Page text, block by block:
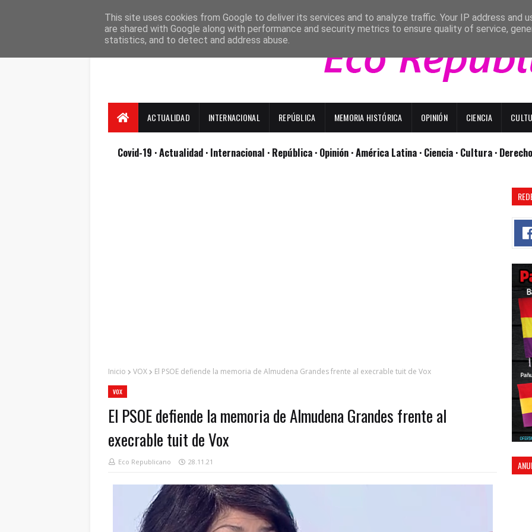
ACTUALIDAD INTERNACIONAL REPÚBLICA MEMORIA HISTÓRICA OPINIÓN CIENCIA
Covid-19 · Actualidad · Internacional · República · Opinión · América Latina · Ciencia · Cultura ·
Inicio VOX El PSOE defiende la memoria de Almudena Grandes frente al execrable tuit de Vox
VOX
El PSOE defiende la memoria de Almudena Grandes frente al
execrable tuit de Vox
Eco Republicano 28.11.21
This site uses cookies from Google to deliver its services and to analyze traffic. Your IP address and
are shared with Google along with performance and security metrics to ensure quality of service,
statistics, and to detect and address abuse.